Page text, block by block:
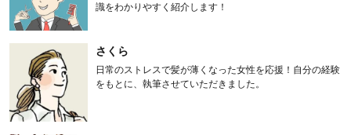
識をわかりやすく紹介します！
さくら
日常のストレスで髪が薄くなった女性を応援！自分の経験
をもとに、執筆させていただきました。